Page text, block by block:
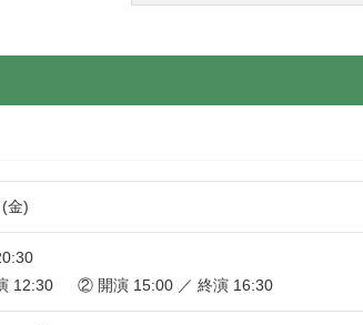
金)
12:30 ② 開演 15:00 ／ 終演 16:30